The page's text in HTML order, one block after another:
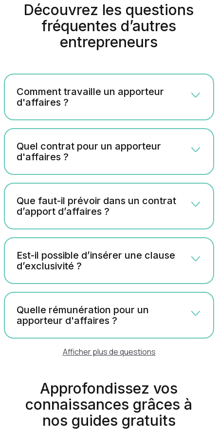
Découvrez les questions
fréquentes d’autres
entrepreneurs
Comment travaille un apporteur
d'affaires ?
Quel contrat pour un apporteur
d'affaires ?
Que faut-il prévoir dans un contrat
d’apport d’affaires ?
Est-il possible d’insérer une clause
d’exclusivité ?
Quelle rémunération pour un
apporteur d'affaires ?
Afficher plus de questions
Approfondissez vos
connaissances grâces à
nos guides gratuits